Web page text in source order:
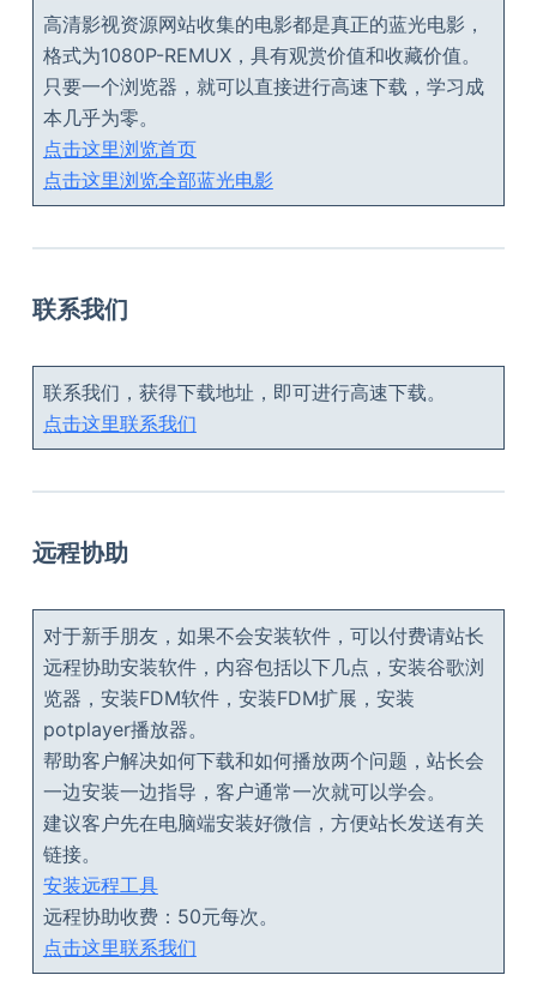
高清影视资源网站收集的电影都是真正的蓝光电影，
格式为1080P-REMUX，具有观赏价值和收藏价值。
只要一个浏览器，就可以直接进行高速下载，学习成
本几乎为零。
点击这里浏览首页
点击这里浏览全部蓝光电影
联系我们
联系我们，获得下载地址，即可进行高速下载。
点击这里联系我们
远程协助
对于新手朋友，如果不会安装软件，可以付费请站长
远程协助安装软件，内容包括以下几点，安装谷歌浏
览器，安装FDM软件，安装FDM扩展，安装
potplayer播放器。
帮助客户解决如何下载和如何播放两个问题，站长会
一边安装一边指导，客户通常一次就可以学会。
建议客户先在电脑端安装好微信，方便站长发送有关
链接。
安装远程工具
远程协助收费：50元每次。
点击这里联系我们